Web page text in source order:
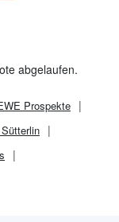
abgelaufen.
Prospekte